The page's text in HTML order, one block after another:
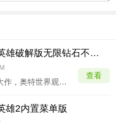
奥特曼传奇英雄破解版无限钻石不用登录
国民级ARPG大作，奥特世界观完美还原
查看
雄2内置菜单版